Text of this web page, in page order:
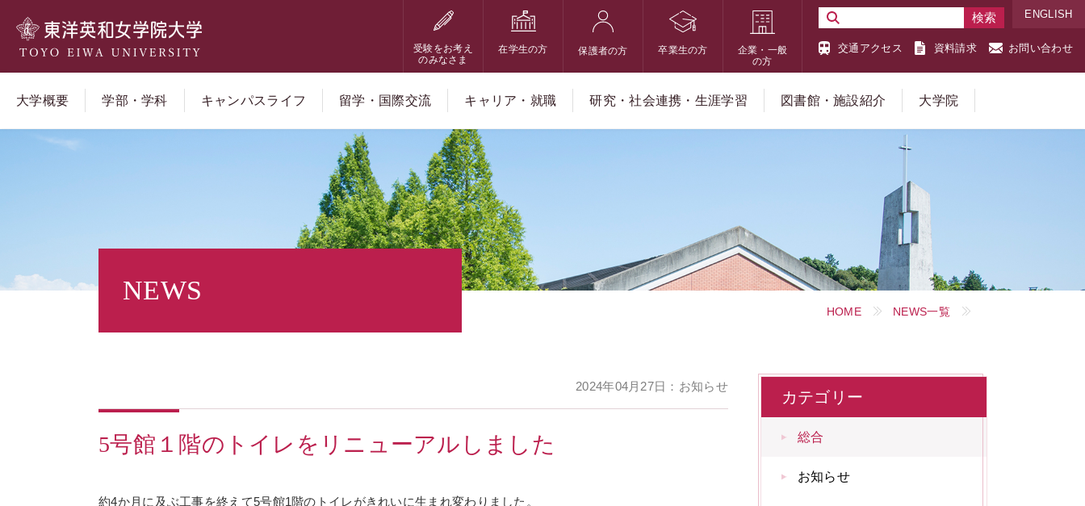
受験をお考え
のみなさま
在学生の方 保護者の方 卒業生の方
企業・一般
の方
交通アクセス 資料請求 お問い合わせ
ENGLISH
大学概要 学部・学科 キャンパスライフ 留学・国際交流 キャリア・就職 研究・社会連携・生涯学習 図書館・施設紹介 大学院
NEWS
HOME NEWS一覧
2024年04月27日：お知らせ
5号館１階のトイレをリニューアルしました
約4か月に及ぶ工事を終えて5号館1階のトイレがきれいに生まれ変わりました。
カテゴリー
総合
お知らせ